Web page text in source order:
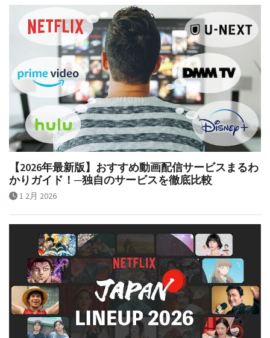
【2026年最新版】おすすめ動画配信サービスまるわ
かりガイド！─独自のサービスを徹底比較
1 2月 2026